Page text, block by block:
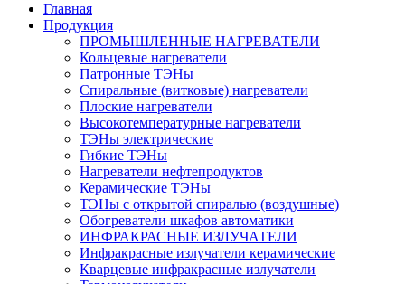
Главная
Продукция
ПРОМЫШЛЕННЫЕ НАГРЕВАТЕЛИ
Кольцевые нагреватели
Патронные ТЭНы
Спиральные (витковые) нагреватели
Плоские нагреватели
Высокотемпературные нагреватели
ТЭНы электрические
Гибкие ТЭНы
Нагреватели нефтепродуктов
Керамические ТЭНы
ТЭНы с открытой спиралью (воздушные)
Обогреватели шкафов автоматики
ИНФРАКРАСНЫЕ ИЗЛУЧАТЕЛИ
Инфракрасные излучатели керамические
Кварцевые инфракрасные излучатели